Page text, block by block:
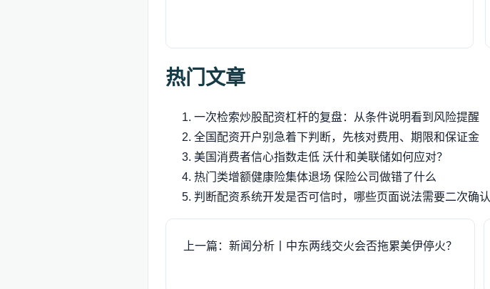
热门文章
一次检索炒股配资杠杆的复盘：从条件说明看到风险提醒
全国配资开户别急着下判断，先核对费用、期限和保证金
美国消费者信心指数走低 沃什和美联储如何应对？
热门类增额健康险集体退场 保险公司做错了什么
判断配资系统开发是否可信时，哪些页面说法需要二次确认
上一篇：新闻分析丨中东两线交火会否拖累美伊停火？